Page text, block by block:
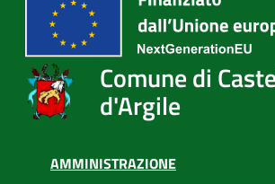
Comune di
d'Argile
AMMINISTRAZIONE